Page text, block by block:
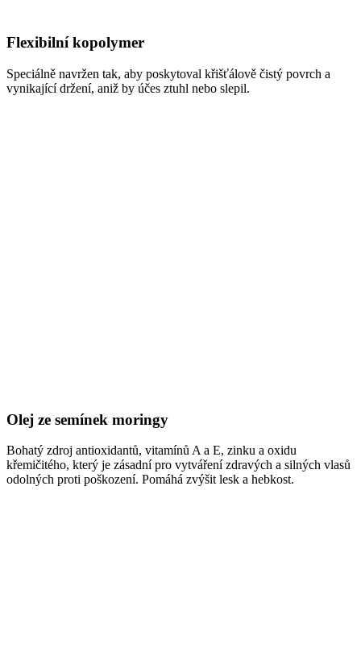
Flexibilní kopolymer
Speciálně navržen tak, aby poskytoval křišťálově čistý povrch a
vynikající držení, aniž by účes ztuhl nebo slepil.
Olej ze semínek moringy
Bohatý zdroj antioxidantů, vitamínů A a E, zinku a oxidu
křemičitého, který je zásadní pro vytváření zdravých a silných vlasů
odolných proti poškození. Pomáhá zvýšit lesk a hebkost.